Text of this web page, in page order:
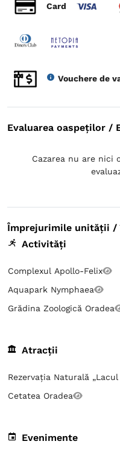
Card
Vouchere de
Evaluarea oaspeților /
Cazarea nu are nici
Împrejurimile unității /
Activități
Complexul Apollo-Felix
Aquapark Nymphaea
Grădina Zoologică Oradea
Atracții
Rezervația Naturală „Lacul
Cetatea Oradea
Evenimente